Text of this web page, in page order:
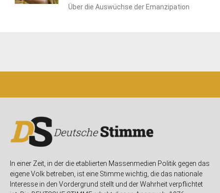
Über die Auswüchse der Emanzipation
In einer Zeit, in der die etablierten Massenmedien Politik gegen das
eigene Volk betreiben, ist eine Stimme wichtig, die das nationale
Interesse in den Vordergrund stellt und der Wahrheit verpflichtet